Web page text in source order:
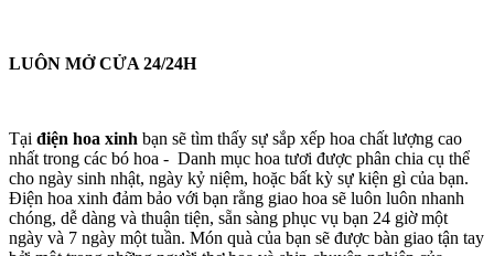
LUÔN MỞ CỬA 24/24H
Tại điện hoa xinh bạn sẽ tìm thấy sự sắp xếp hoa chất lượng cao
nhất trong các bó hoa - Danh mục hoa tươi được phân chia cụ thể
cho ngày sinh nhật, ngày kỷ niệm, hoặc bất kỳ sự kiện gì của bạn.
Điện hoa xinh đảm bảo với bạn rằng giao hoa sẽ luôn luôn nhanh
chóng, dễ dàng và thuận tiện, sẵn sàng phục vụ bạn 24 giờ một
ngày và 7 ngày một tuần. Món quà của bạn sẽ được bàn giao tận tay